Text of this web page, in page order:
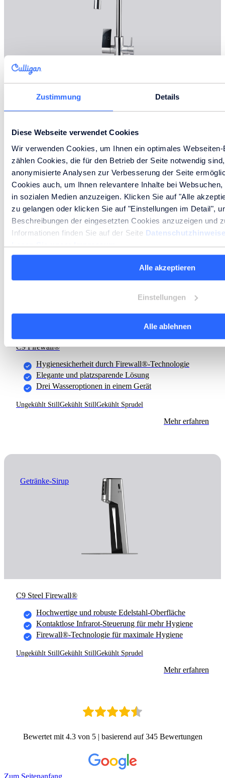
Zustimmung Details
Diese Webseite verwendet Cookies
Wir verwenden Cookies, um Ihnen ein optimales
zählen Cookies, die für den Betrieb der Seite notwendig
anonymisierte Analysen zur Verbesserung der Seite
Cookies auch, um Ihnen relevantere Inhalte bei
in sozialen Medien anzuzeigen. Klicken Sie auf "Alle
zu gelangen oder klicken Sie auf "Einstellungen im Detail",
Beschreibungen der eingesetzten Cookies anzuzeigen und
Informationen finden Sie auf der Seite Datenschutzhinweise
Lesen Sie unser Impressum.
Alle akzeptieren
Einstellungen
Alle ablehnen
Getränke-Sirup
7Touch
Elegante und platzsparende Lösung
Mehr erfahren
C9 Firewall®
Hygienesicherheit durch Firewall®-Technologie
Elegante und platzsparende Lösung
Drei Wasseroptionen in einem Gerät
Ungekühlt StillGekühlt StillGekühlt Sprudel
Mehr erfahren
C9 Steel Firewall®
Hochwertige und robuste Edelstahl-Oberfläche
Kontaktlose Infrarot-Steuerung für mehr Hygiene
Firewall®-Technologie für maximale Hygiene
Ungekühlt StillGekühlt StillGekühlt Sprudel
Mehr erfahren
Bewertet mit 4.3 von 5 | basierend auf 345 Bewertungen
Zum Seitenanfang